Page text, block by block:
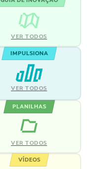
VER TODOS
IMPULSIONA
VER TODOS
PLANILHAS
VER TODOS
VÍDEOS